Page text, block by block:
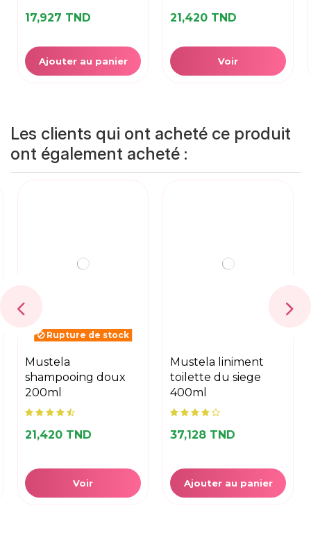
17,927 TND
Ajouter au panier
21,420 TND
Voir
Les clients qui ont acheté ce produit
ont également acheté :
Rupture de stock
mustela
shampooing doux
200ml
21,420 TND
Voir
mustela liniment
toilette du siege
400ml
37,128 TND
Ajouter au panier